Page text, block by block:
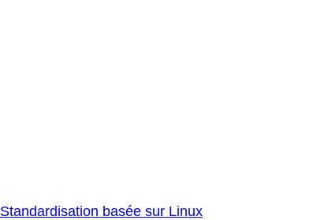
Standardisation basée sur Linux